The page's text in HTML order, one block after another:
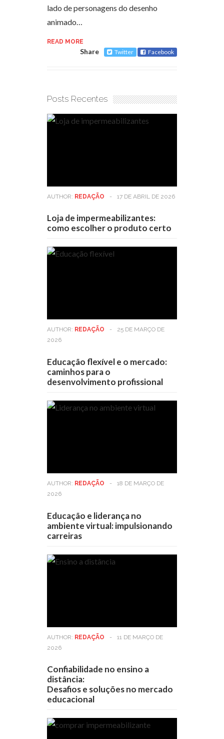
lado de personagens do desenho
animado…
READ MORE
Share Twitter Facebook
Posts Recentes
AUTHOR: REDAÇÃO - 17 DE ABRIL DE 2026
Loja de impermeabilizantes:
como escolher o produto certo
AUTHOR: REDAÇÃO -
25 DE MARÇO DE
2026
Educação flexível e o mercado:
caminhos para o
desenvolvimento profissional
AUTHOR: REDAÇÃO -
18 DE MARÇO DE
2026
Educação e liderança no
ambiente virtual: impulsionando
carreiras
AUTHOR: REDAÇÃO -
11 DE MARÇO DE
2026
Confiabilidade no ensino a
distância:
Desafios e soluções no mercado
educacional